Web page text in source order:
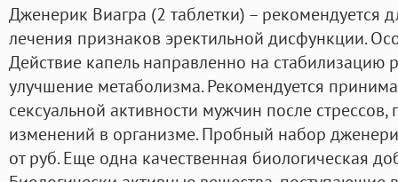
Дженерик Виагра (2 таблетки) – рекомендуется
лечения признаков эректильной дисфункции.
Действие капель направленно на стабилизацию
улучшение метаболизма. Рекомендуется
сексуальной активности мужчин после
изменений в организме. Пробный набор
от руб. Еще одна качественная биологическая